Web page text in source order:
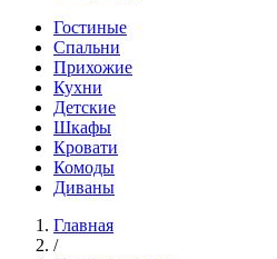
Гостиные
Спальни
Прихожие
Кухни
Детские
Шкафы
Кровати
Комоды
Диваны
Главная
/